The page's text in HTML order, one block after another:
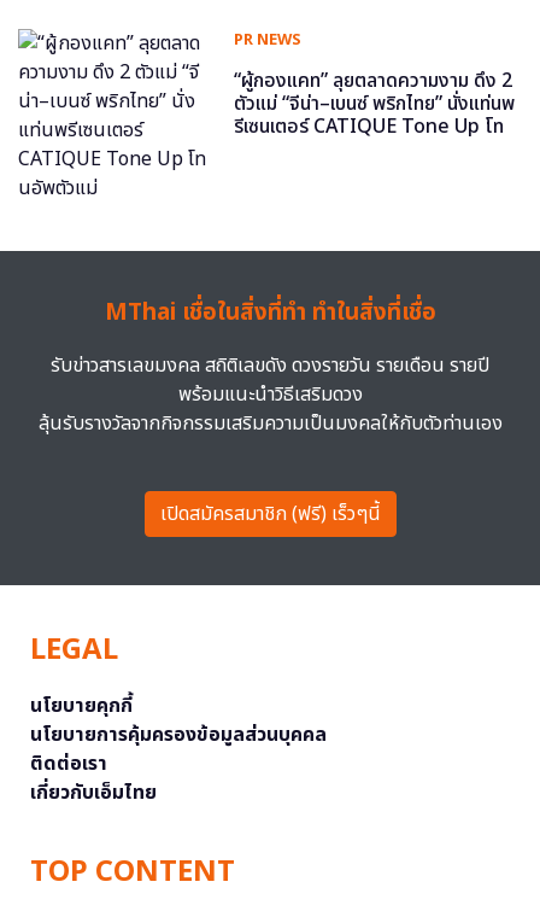
PR NEWS
“ผู้กองแคท” ลุยตลาดความงาม ดึง 2
ตัวแม่ “จีน่า–เบนซ์ พริกไทย” นั่งแท่นพ
รีเซนเตอร์ CATIQUE Tone Up โท
MThai เชื่อในสิ่งที่ทำ ทำในสิ่งที่เชื่อ
รับข่าวสารเลขมงคล สถิติเลขดัง ดวงรายวัน รายเดือน รายปี
พร้อมแนะนำวิธีเสริมดวง
ลุ้นรับรางวัลจากกิจกรรมเสริมความเป็นมงคลให้กับตัวท่านเอง
เปิดสมัครสมาชิก (ฟรี) เร็วๆนี้
LEGAL
นโยบายคุกกี้
นโยบายการคุ้มครองข้อมูลส่วนบุคคล
ติดต่อเรา
เกี่ยวกับเอ็มไทย
TOP CONTENT